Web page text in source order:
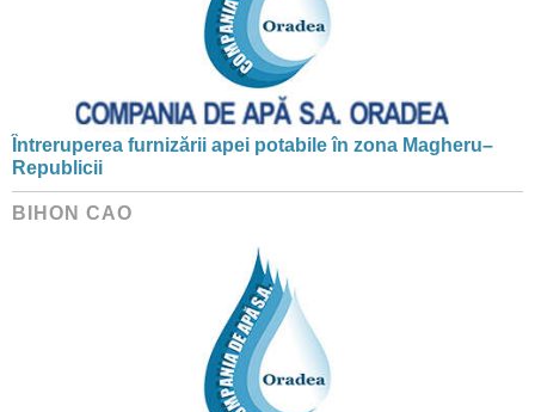
Întreruperea furnizării apei potabile în zona Magheru–
Republicii
BIHON CAO